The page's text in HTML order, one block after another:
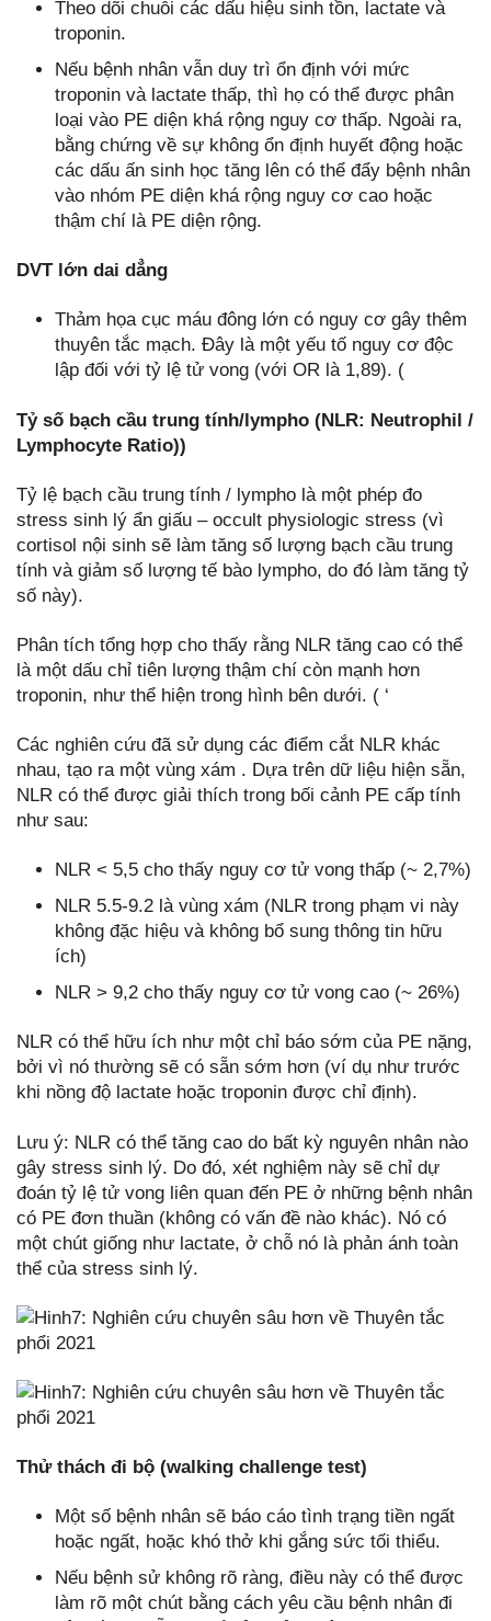
Theo dõi chuỗi các dấu hiệu sinh tồn, lactate và
troponin.
Nếu bệnh nhân vẫn duy trì ổn định với mức
troponin và lactate thấp, thì họ có thể được phân
loại vào PE diện khá rộng nguy cơ thấp. Ngoài ra,
bằng chứng về sự không ổn định huyết động hoặc
các dấu ấn sinh học tăng lên có thể đẩy bệnh nhân
vào nhóm PE diện khá rộng nguy cơ cao hoặc
thậm chí là PE diện rộng.
DVT lớn dai dẳng
Thảm họa cục máu đông lớn có nguy cơ gây thêm
thuyên tắc mạch. Đây là một yếu tố nguy cơ độc
lập đối với tỷ lệ tử vong (với OR là 1,89). (
Tỷ số bạch cầu trung tính/lympho (NLR: Neutrophil /
Lymphocyte Ratio))
Tỷ lệ bạch cầu trung tính / lympho là một phép đo
stress sinh lý ẩn giấu – occult physiologic stress (vì
cortisol nội sinh sẽ làm tăng số lượng bạch cầu trung
tính và giảm số lượng tế bào lympho, do đó làm tăng tỷ
số này).
Phân tích tổng hợp cho thấy rằng NLR tăng cao có thể
là một dấu chỉ tiên lượng thậm chí còn mạnh hơn
troponin, như thể hiện trong hình bên dưới. ( ‘
Các nghiên cứu đã sử dụng các điểm cắt NLR khác
nhau, tạo ra một vùng xám . Dựa trên dữ liệu hiện sẵn,
NLR có thể được giải thích trong bối cảnh PE cấp tính
như sau:
NLR < 5,5 cho thấy nguy cơ tử vong thấp (~ 2,7%)
NLR 5.5-9.2 là vùng xám (NLR trong phạm vi này
không đặc hiệu và không bổ sung thông tin hữu
ích)
NLR > 9,2 cho thấy nguy cơ tử vong cao (~ 26%)
NLR có thể hữu ích như một chỉ báo sớm của PE nặng,
bởi vì nó thường sẽ có sẵn sớm hơn (ví dụ như trước
khi nồng độ lactate hoặc troponin được chỉ định).
Lưu ý: NLR có thể tăng cao do bất kỳ nguyên nhân nào
gây stress sinh lý. Do đó, xét nghiệm này sẽ chỉ dự
đoán tỷ lệ tử vong liên quan đến PE ở những bệnh nhân
có PE đơn thuần (không có vấn đề nào khác). Nó có
một chút giống như lactate, ở chỗ nó là phản ánh toàn
thể của stress sinh lý.
Thử thách đi bộ (walking challenge test)
Một số bệnh nhân sẽ báo cáo tình trạng tiền ngất
hoặc ngất, hoặc khó thở khi gắng sức tối thiểu.
Nếu bệnh sử không rõ ràng, điều này có thể được
làm rõ một chút bằng cách yêu cầu bệnh nhân đi